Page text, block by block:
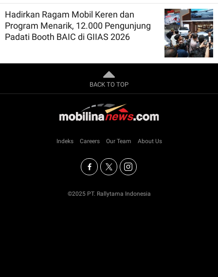
Hadirkan Ragam Mobil Keren dan
Program Menarik, 12.000 Pengunjung
Padati Booth BAIC di GIIAS 2026
BACK TO TOP
Indeks Careers Our Team About Us
©2025 PT. Rallytama Indonesia